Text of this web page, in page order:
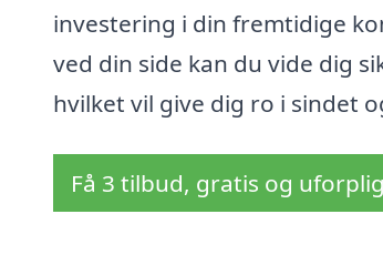
investering i din fremtidige
ved din side kan du vide dig
hvilket vil give dig ro i sindet
Få 3 tilbud, gratis og